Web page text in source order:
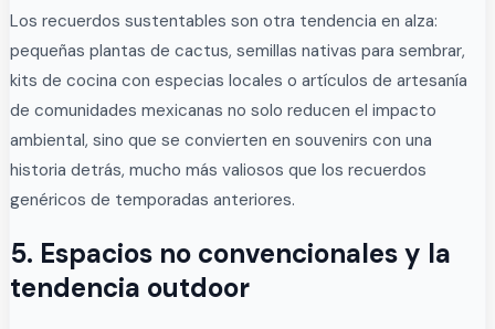
Los recuerdos sustentables son otra tendencia en alza:
pequeñas plantas de cactus, semillas nativas para sembrar,
kits de cocina con especias locales o artículos de artesanía
de comunidades mexicanas no solo reducen el impacto
ambiental, sino que se convierten en souvenirs con una
historia detrás, mucho más valiosos que los recuerdos
genéricos de temporadas anteriores.
5. Espacios no convencionales y la
tendencia outdoor